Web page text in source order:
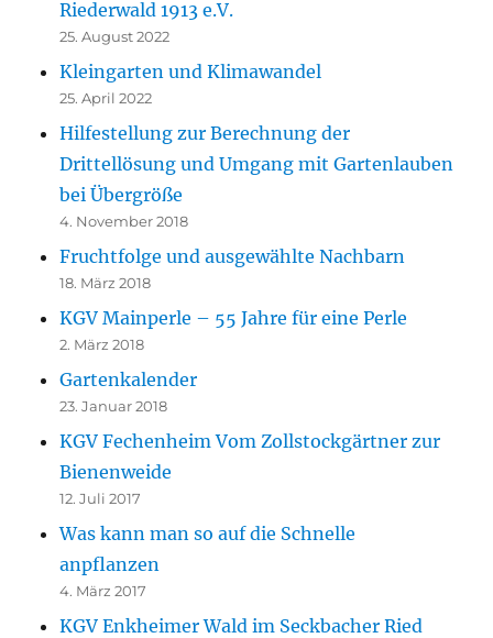
Riederwald 1913 e.V.
25. August 2022
Kleingarten und Klimawandel
25. April 2022
Hilfestellung zur Berechnung der
Drittellösung und Umgang mit Gartenlauben
bei Übergröße
4. November 2018
Fruchtfolge und ausgewählte Nachbarn
18. März 2018
KGV Mainperle – 55 Jahre für eine Perle
2. März 2018
Gartenkalender
23. Januar 2018
KGV Fechenheim Vom Zollstockgärtner zur
Bienenweide
12. Juli 2017
Was kann man so auf die Schnelle
anpflanzen
4. März 2017
KGV Enkheimer Wald im Seckbacher Ried